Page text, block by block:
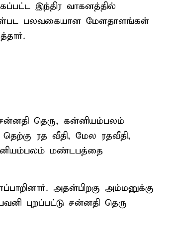
இந்திர வாகனத்தில்
பலவகையான மேளதாளங்கள்
தெரு, கன்னியம்பலம்
ரத வீதி, மேல ரதவீதி,
மண்டபத்தை
அதன்பிறகு அம்மனுக்கு
புறப்பட்டு சன்னதி தெரு